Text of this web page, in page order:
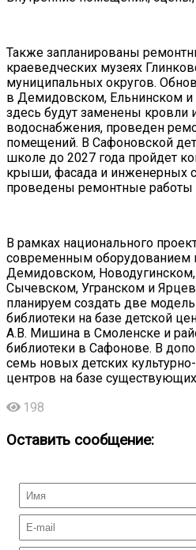
Также запланированы
краеведческих музеях
муниципальных округов.
в Демидовском, Ельнинском и
здесь будут заменены кровли
водоснабжения, проведен
помещений. В Сафоновской
школе до 2027 года пройдет
крыши, фасада и инженерных
проведены ремонтные работы
В рамках национального
современным оборудованием
Демидовском,
Сычевском, Угранском и
планируем создать две
библиотеки на базе детской
А.В. Мишина в Смоленске и
библиотеки в Сафонове. В
семь новых детских
центров на базе
198
Оставить сообщение: